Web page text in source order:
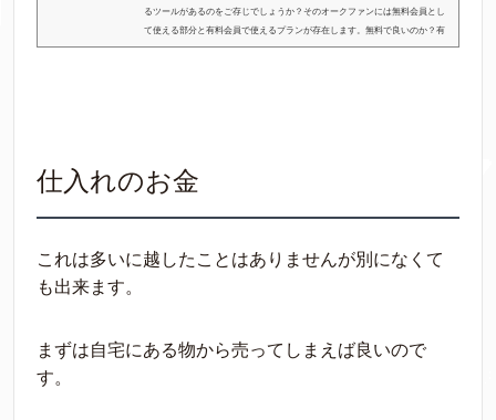
るツールがあるのをご存じでしょうか？そのオークファンには無料会員とし
て使える部分と有料会員で使えるプランが存在します。無料で良いのか？有
料が良いのか正直にまとめていますので参考にして頂けたらと思います。こ
仕入れのお金
これは多いに越したことはありませんが別になくて
も出来ます。
まずは自宅にある物から売ってしまえば良いので
す。